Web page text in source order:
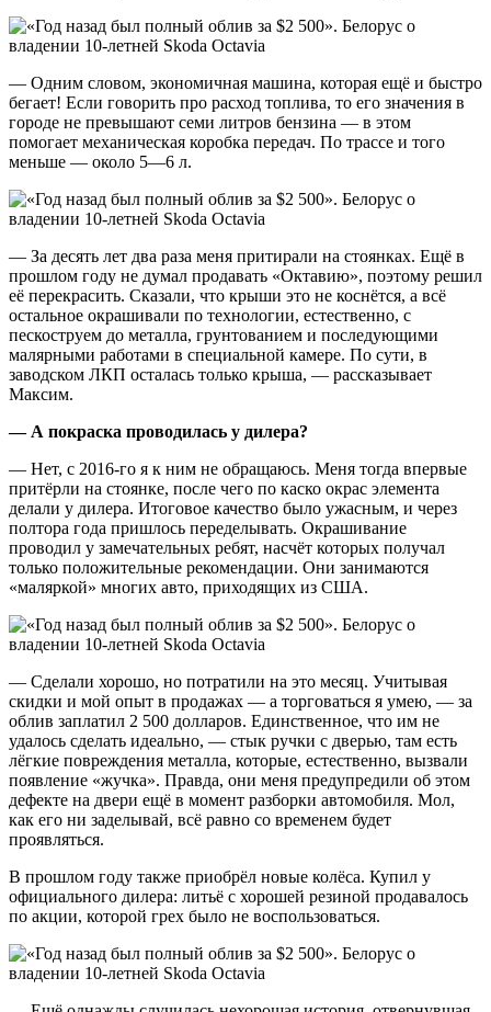
— Одним словом, экономичная машина, которая ещё и быстро
бегает! Если говорить про расход топлива, то его значения в
городе не превышают семи литров бензина — в этом
помогает механическая коробка передач. По трассе и того
меньше — около 5—6 л.
— За десять лет два раза меня притирали на стоянках. Ещё в
прошлом году не думал продавать «Октавию», поэтому решил
её перекрасить. Сказали, что крыши это не коснётся, а всё
остальное окрашивали по технологии, естественно, с
пескоструем до металла, грунтованием и последующими
малярными работами в специальной камере. По сути, в
заводском ЛКП осталась только крыша, — рассказывает
Максим.
— А покраска проводилась у дилера?
— Нет, с 2016-го я к ним не обращаюсь. Меня тогда впервые
притёрли на стоянке, после чего по каско окрас элемента
делали у дилера. Итоговое качество было ужасным, и через
полтора года пришлось переделывать. Окрашивание
проводил у замечательных ребят, насчёт которых получал
только положительные рекомендации. Они занимаются
«маляркой» многих авто, приходящих из США.
— Сделали хорошо, но потратили на это месяц. Учитывая
скидки и мой опыт в продажах — а торговаться я умею, — за
облив заплатил 2 500 долларов. Единственное, что им не
удалось сделать идеально, — стык ручки с дверью, там есть
лёгкие повреждения металла, которые, естественно, вызвали
появление «жучка». Правда, они меня предупредили об этом
дефекте на двери ещё в момент разборки автомобиля. Мол,
как его ни заделывай, всё равно со временем будет
проявляться.
В прошлом году также приобрёл новые колёса. Купил у
официального дилера: литьё с хорошей резиной продавалось
по акции, которой грех было не воспользоваться.